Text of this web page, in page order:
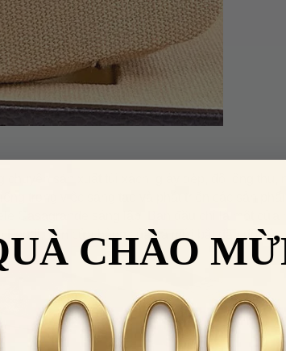
NhậpVHHWATCH0662để giảm
sản xuất túi xách, giày dép, đồ lông thú,
trong việc sáng tạo và phát triển các sản
nên cửa hàng của bà mới bắt đầu đổi tên
CHÀO